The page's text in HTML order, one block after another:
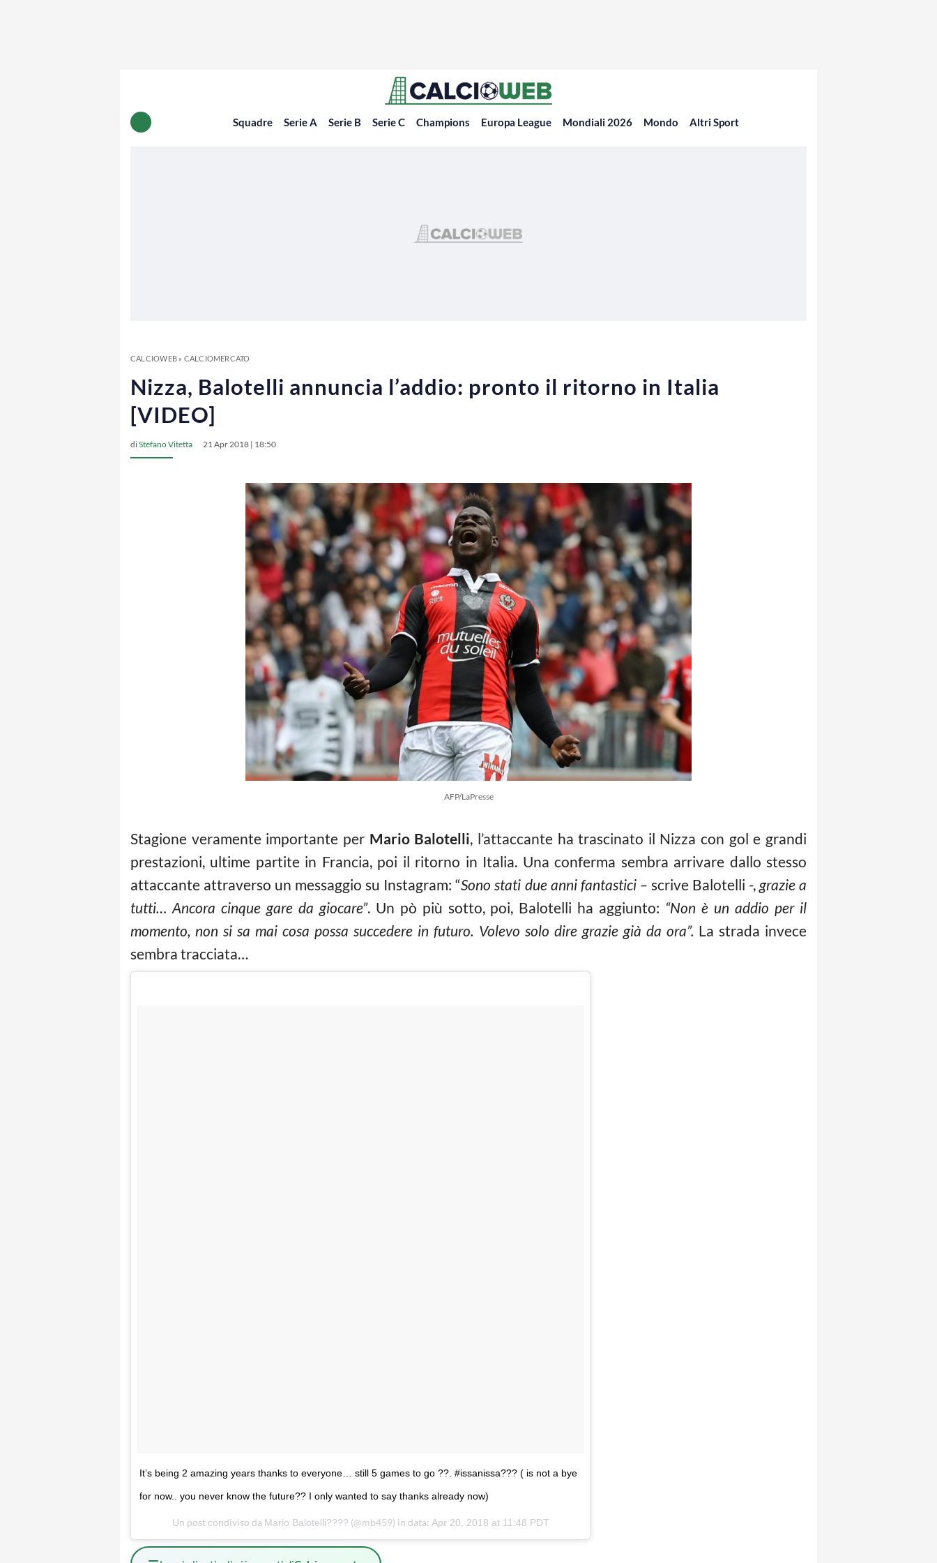
Squadre Serie A Serie B Serie C Champions Europa League Mondiali 2026 Mondo Altri Sport
CALCIOWEB» CALCIOMERCATO
Nizza, Balotelli annuncia l’addio: pronto il ritorno in Italia
[VIDEO]
diStefano Vitetta 21 Apr 2018 | 18:50
AFP/LaPresse
Stagione veramente importante per Mario Balotelli, l’attaccante ha trascinato il Nizza con gol e grandi
prestazioni, ultime partite in Francia, poi il ritorno in Italia. Una conferma sembra arrivare dallo stesso
attaccante attraverso un messaggio su Instagram: “Sono stati due anni fantastici – scrive Balotelli -, grazie a
tutti… Ancora cinque gare da giocare”. Un pò più sotto, poi, Balotelli ha aggiunto: “Non è un addio per il
momento, non si sa mai cosa possa succedere in futuro. Volevo solo dire grazie già da ora”. La strada invece
sembra tracciata…
It’s being 2 amazing years thanks to everyone… still 5 games to go ??. #issanissa??? ( is not a bye
for now.. you never know the future?? I only wanted to say thanks already now)
Un post condiviso da Mario Balotelli???? (@mb459) in data: Apr 20, 2018 at 11:48 PDT